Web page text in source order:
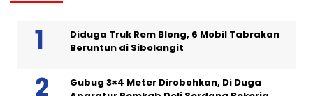
Diduga Truk Rem Blong, 6 Mobil Tabrakan
Beruntun di Sibolangit
Gubug 3×4 Meter Dirobohkan, Di Duga